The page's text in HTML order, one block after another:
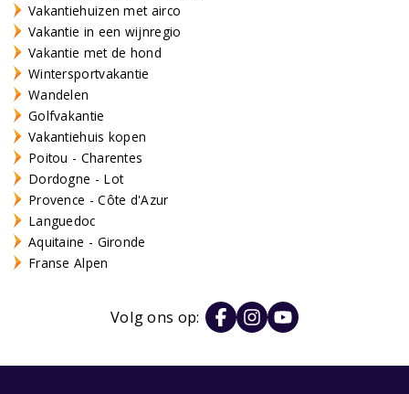
Vakantiehuizen met airco
Vakantie in een wijnregio
Vakantie met de hond
Wintersportvakantie
Wandelen
Golfvakantie
Vakantiehuis kopen
Poitou - Charentes
Dordogne - Lot
Provence - Côte d'Azur
Languedoc
Aquitaine - Gironde
Franse Alpen
Volg ons op: